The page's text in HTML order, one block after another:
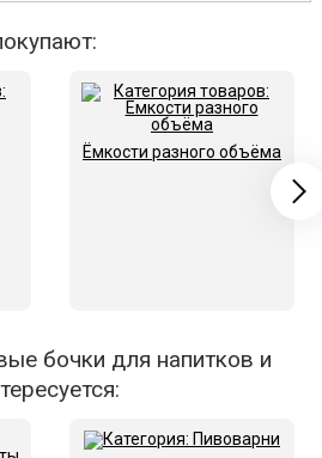
Ёмкости разного объёма
бочки для напитков и